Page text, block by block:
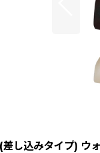
差し込みタイプ)